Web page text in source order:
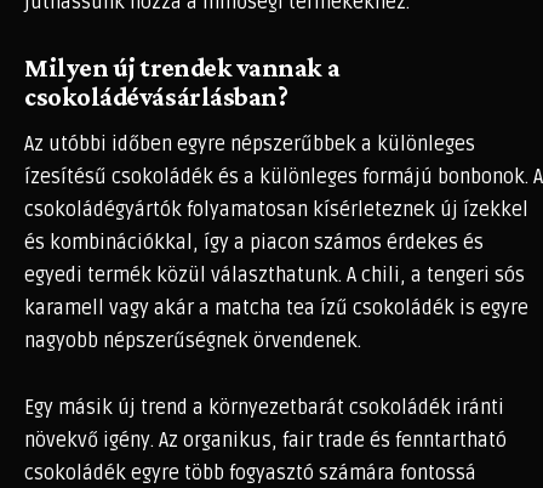
Milyen új trendek vannak a
csokoládévásárlásban?
Az utóbbi időben egyre népszerűbbek a különleges
ízesítésű csokoládék és a különleges formájú bonbonok. A
csokoládégyártók folyamatosan kísérleteznek új ízekkel
és kombinációkkal, így a piacon számos érdekes és
egyedi termék közül választhatunk. A chili, a tengeri sós
karamell vagy akár a matcha tea ízű csokoládék is egyre
nagyobb népszerűségnek örvendenek.
Egy másik új trend a környezetbarát csokoládék iránti
növekvő igény. Az organikus, fair trade és fenntartható
csokoládék egyre több fogyasztó számára fontossá